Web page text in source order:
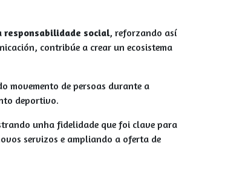
responsabilidade social, reforzando así
contribúe a crear un ecosistema
movemento de persoas durante a
deportivo.
unha fidelidade que foi clave para
servizos e ampliando a oferta de